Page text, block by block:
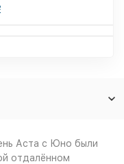
Аста с Юно были
отдалённом